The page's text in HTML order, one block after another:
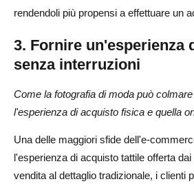
rendendoli più propensi a effettuare un
3. Fornire un'esperienza
senza interruzioni
Come la fotografia di moda può
l'esperienza di acquisto fisica e quella
Una delle maggiori sfide dell'e-
l'esperienza di acquisto tattile offerta
vendita al dettaglio tradizionale, i clienti